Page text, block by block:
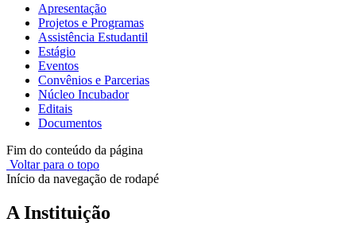
Apresentação
Projetos e Programas
Assistência Estudantil
Estágio
Eventos
Convênios e Parcerias
Núcleo Incubador
Editais
Documentos
Fim do conteúdo da página
Voltar para o topo
Início da navegação de rodapé
A Instituição